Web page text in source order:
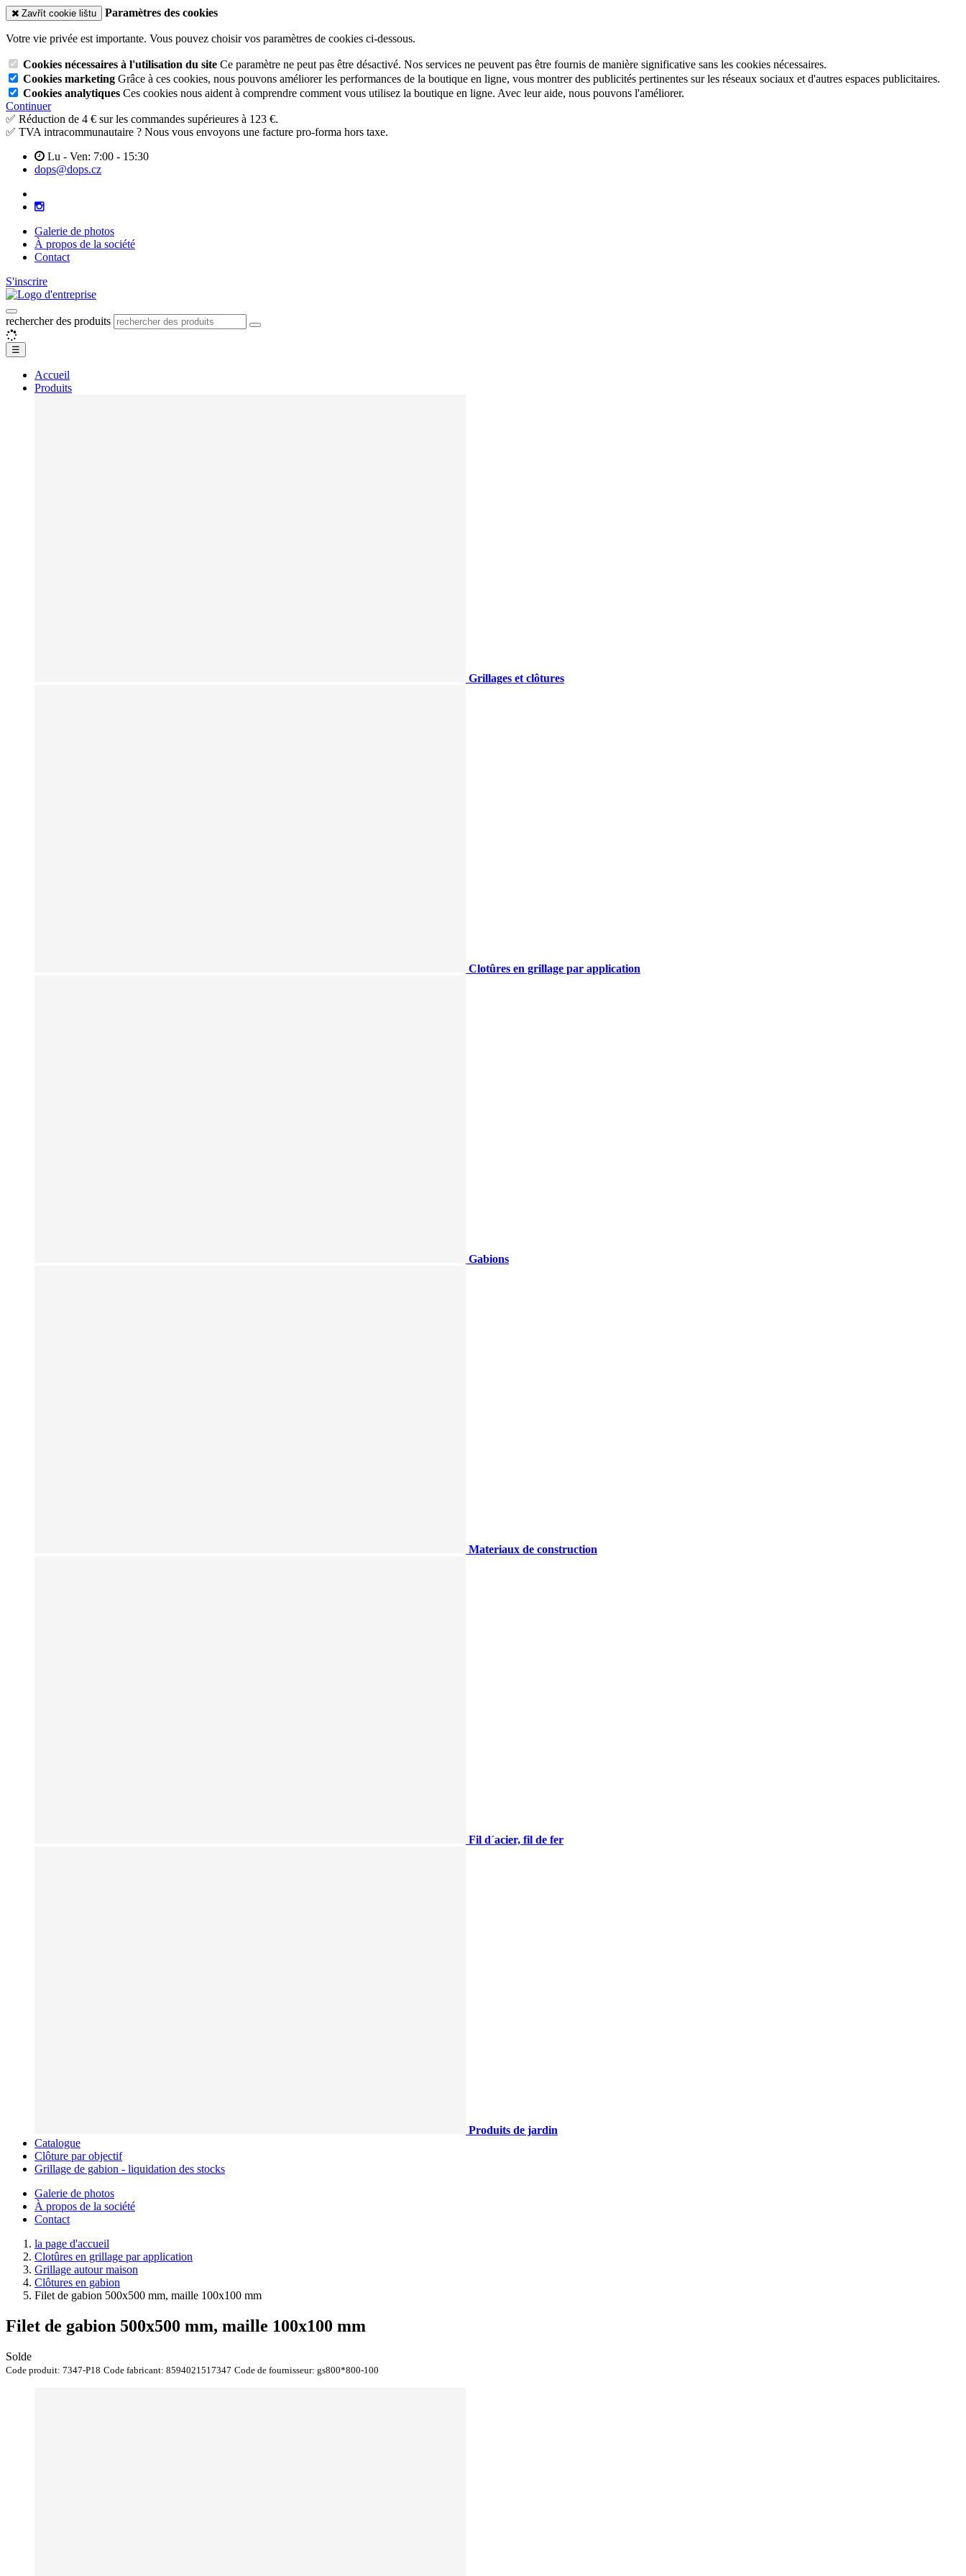
Zavřít cookie lištu Paramètres des cookies
Votre vie privée est importante. Vous pouvez choisir vos paramètres de cookies ci-dessous.
Cookies nécessaires à l'utilisation du site Ce paramètre ne peut pas être désactivé. Nos services ne peuvent pas être fournis de manière significative sans les cookies nécessaires.
Cookies marketing Grâce à ces cookies, nous pouvons améliorer les performances de la boutique en ligne, vous montrer des publicités pertinentes sur les réseaux sociaux et d'autres espaces publicitaires.
Cookies analytiques Ces cookies nous aident à comprendre comment vous utilisez la boutique en ligne. Avec leur aide, nous pouvons l'améliorer.
Continuer
✅ Réduction de 4 € sur les commandes supérieures à 123 €.
✅ TVA intracommunautaire ? Nous vous envoyons une facture pro-forma hors taxe.
Lu - Ven: 7:00 - 15:30
dops@dops.cz
Galerie de photos
À propos de la société
Contact
S'inscrire
rechercher des produits
☰
Accueil
Produits
Grillages et clôtures
Clotûres en grillage par application
Gabions
Materiaux de construction
Fil d´acier, fil de fer
Produits de jardin
Catalogue
Clôture par objectif
Grillage de gabion - liquidation des stocks
Galerie de photos
À propos de la société
Contact
la page d'accueil
Clotûres en grillage par application
Grillage autour maison
Clôtures en gabion
Filet de gabion 500x500 mm, maille 100x100 mm
Filet de gabion 500x500 mm, maille 100x100 mm
Solde
Code produit: 7347-P18 Code fabricant: 8594021517347 Code de fournisseur: gs800*800-100